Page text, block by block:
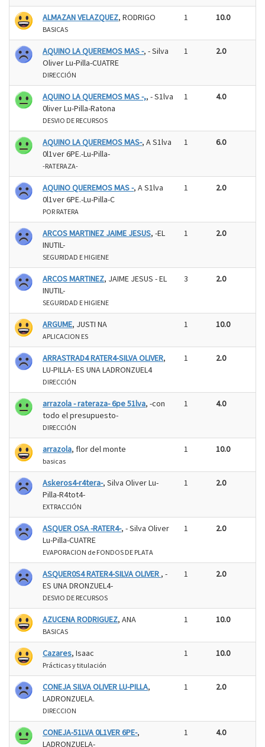
ALMAZAN VELAZQUEZ, RODRIGO
BASICAS
1 10.0
AQUINO LA QUEREMOS MAS -, - Silva
Oliver Lu-Pilla-CUATRE
DIRECCIÓN
1 2.0
AQUINO LA QUEREMOS MAS -,, - S1lva
0liver Lu-Pilla-Ratona
DESVIO DE RECURSOS
1 4.0
AQUINO LA QUEREMOS MAS-, A S1lva
0l1ver 6PE.-Lu-Pilla-
-RATERAZA-
1 6.0
AQUINO QUEREMOS MAS -, A S1lva
0l1ver 6PE.-Lu-Pilla-C
POR RATERA
1 2.0
ARCOS MARTINEZ JAIME JESUS, -EL
INUTIL-
SEGURIDAD E HIGIENE
1 2.0
ARCOS MARTINEZ, JAIME JESUS - EL
INUTIL-
SEGURIDAD E HIGIENE
3 2.0
ARGUME, JUSTI NA
APLICACION ES
1 10.0
ARRASTRAD4 RATER4-SILVA OLIVER,
LU-PILLA- ES UNA LADRONZUEL4
DIRECCIÓN
1 2.0
arrazola - rateraza- 6pe 51lva, -con
todo el presupuesto-
DIRECCIÓN
1 4.0
arrazola, flor del monte
basicas
1 10.0
Askeros4-r4tera-, Silva Oliver Lu-
Pilla-R4tot4-
EXTRACCIÓN
1 2.0
ASQUER OSA -RATER4-, - Silva Oliver
Lu-Pilla-CUATRE
EVAPORACION de FONDOS DE PLATA
1 2.0
ASQUER0S4 RATER4-SILVA OLIVER , -
ES UNA DRONZUEL4-
DESVIO DE RECURSOS
1 2.0
AZUCENA RODRIGUEZ, ANA
BASICAS
1 10.0
Cazares, Isaac
Prácticas y titulación
1 10.0
CONEJA SILVA OLIVER LU-PILLA,
LADRONZUELA.
DIRECCION
1 2.0
CONEJA-51LVA 0L1VER 6PE-,
LADRONZUELA-
1 4.0